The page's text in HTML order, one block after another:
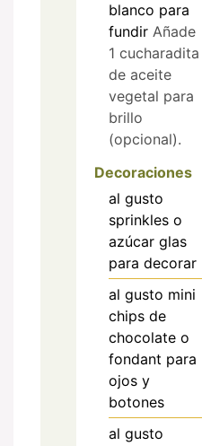
blanco para
fundir Añade
1 cucharadita
de aceite
vegetal para
brillo
(opcional).
Decoraciones
al gusto
sprinkles o
azúcar glas
para decorar
al gusto mini
chips de
chocolate o
fondant para
ojos y
botones
al gusto